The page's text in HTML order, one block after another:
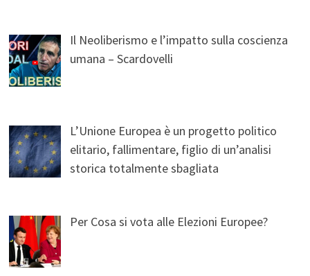
Il Neoliberismo e l’impatto sulla coscienza
umana – Scardovelli
L’Unione Europea è un progetto politico
elitario, fallimentare, figlio di un’analisi
storica totalmente sbagliata
Per Cosa si vota alle Elezioni Europee?